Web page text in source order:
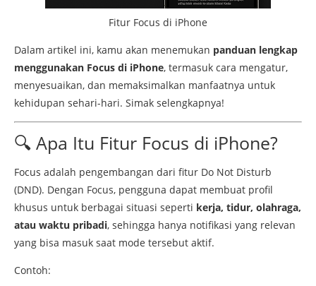
Fitur Focus di iPhone
Dalam artikel ini, kamu akan menemukan panduan lengkap
menggunakan Focus di iPhone, termasuk cara mengatur,
menyesuaikan, dan memaksimalkan manfaatnya untuk
kehidupan sehari-hari. Simak selengkapnya!
🔍 Apa Itu Fitur Focus di iPhone?
Focus adalah pengembangan dari fitur Do Not Disturb
(DND). Dengan Focus, pengguna dapat membuat profil
khusus untuk berbagai situasi seperti kerja, tidur, olahraga,
atau waktu pribadi, sehingga hanya notifikasi yang relevan
yang bisa masuk saat mode tersebut aktif.
Contoh: